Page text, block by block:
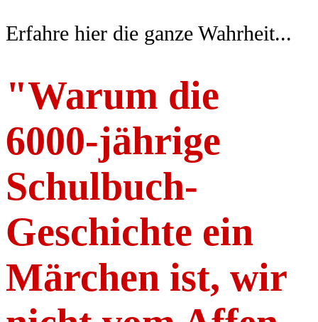
​Erfahre hier die ganze Wahrheit...
"​Warum die
6000-jährige
Schulbuch-
Geschichte ein
Märchen ist, wir